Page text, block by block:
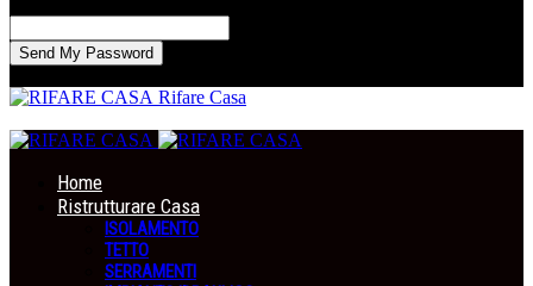
Rifare Casa
Home
Ristrutturare Casa
ISOLAMENTO
TETTO
SERRAMENTI